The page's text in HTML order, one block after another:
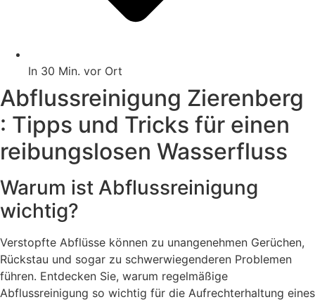
In 30 Min. vor Ort
Abflussreinigung Zierenberg
: Tipps und Tricks für einen
reibungslosen Wasserfluss
Warum ist Abflussreinigung
wichtig?
Verstopfte Abflüsse können zu unangenehmen Gerüchen,
Rückstau und sogar zu schwerwiegenderen Problemen
führen. Entdecken Sie, warum regelmäßige
Abflussreinigung so wichtig für die Aufrechterhaltung eines